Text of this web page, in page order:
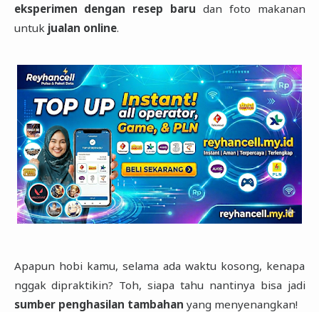
eksperimen dengan resep baru dan foto makanan
untuk jualan online.
Apapun hobi kamu, selama ada waktu kosong, kenapa
nggak dipraktikin? Toh, siapa tahu nantinya bisa jadi
sumber penghasilan tambahan yang menyenangkan!